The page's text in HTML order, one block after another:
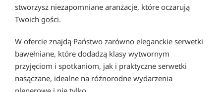
stworzysz niezapomniane aranżacje, które oczarują
Twoich gości.
W ofercie znajdą Państwo zarówno eleganckie serwetki
bawełniane, które dodadzą klasy wytwornym
przyjęciom i spotkaniom, jak i praktyczne serwetki
nasączane, idealne na różnorodne wydarzenia